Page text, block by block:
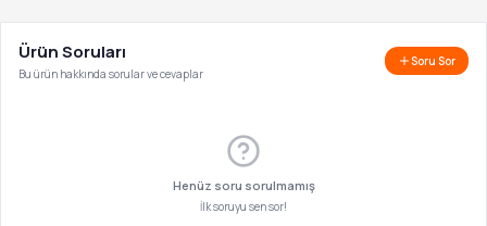
Ürün Soruları
Bu ürün hakkında sorular ve cevaplar
Soru Sor
Henüz soru sorulmamış
İlk soruyu sen sor!